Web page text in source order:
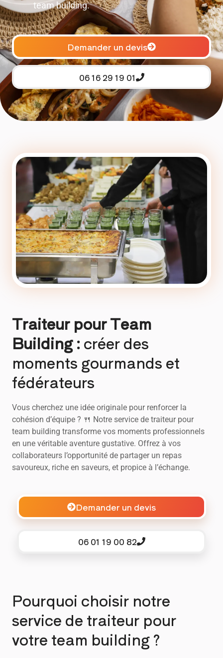
team building.
Demander un devis
06 16 29 19 01
Traiteur pour Team
Building :créer des
moments gourmands et
fédérateurs
Vous cherchez une idée originale pour renforcer la
cohésion d’équipe ? 🍴 Notre service de traiteur pour
team building transforme vos moments professionnels
en une véritable aventure gustative. Offrez à vos
collaborateurs l’opportunité de partager un repas
savoureux, riche en saveurs, et propice à l’échange.
Demander un devis
06 01 19 00 82
Pourquoi choisir notre
service de traiteur pour
votre team building ?